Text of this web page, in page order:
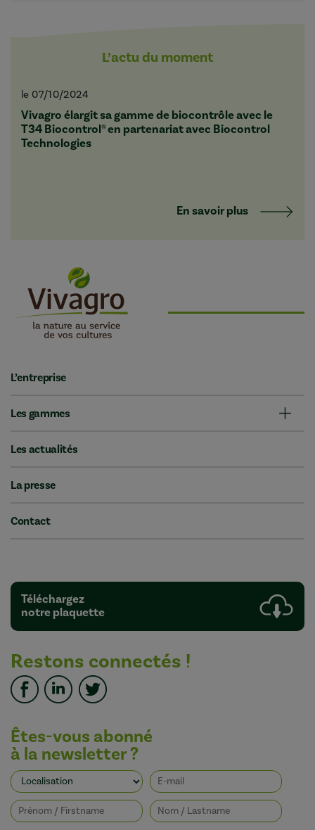
L’actu du moment
le 07/10/2024
Vivagro élargit sa gamme de biocontrôle avec le
T34 Biocontrol® en partenariat avec Biocontrol
Technologies
En savoir plus
L’entreprise
Les gammes
Les actualités
La presse
Contact
Téléchargez
notre plaquette
Restons connectés !
Êtes-vous abonné
à la newsletter ?